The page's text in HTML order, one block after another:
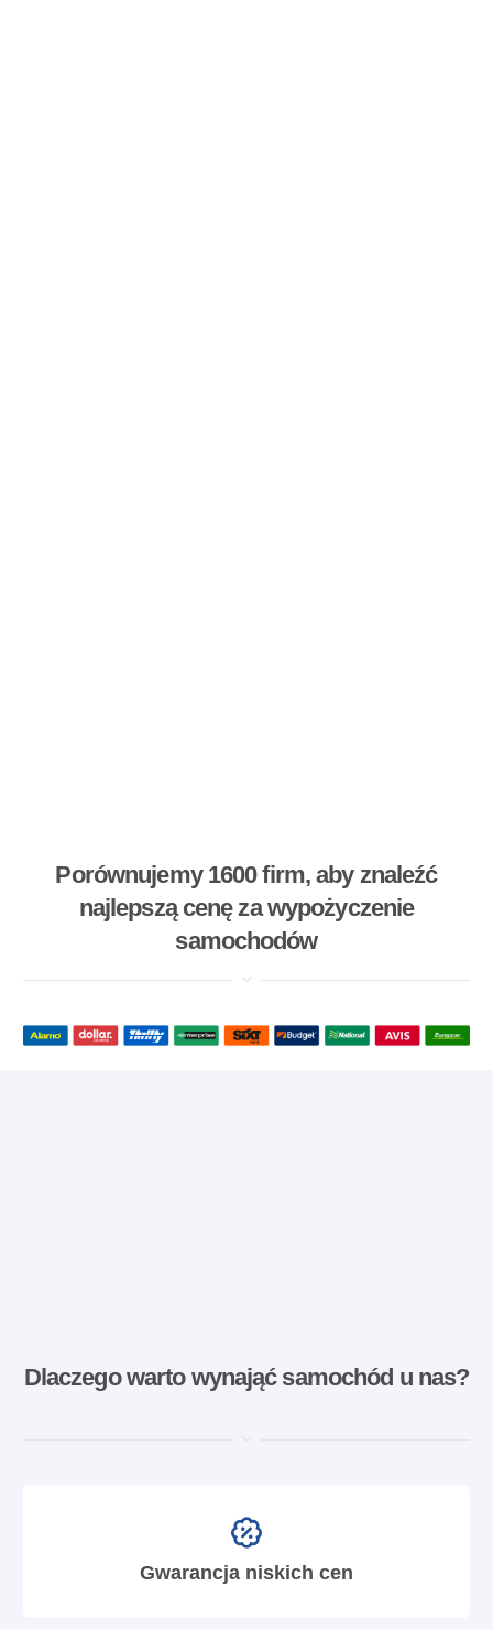
Porównujemy 1600 firm, aby znaleźć
najlepszą cenę za wypożyczenie
samochodów
Dlaczego warto wynająć samochód u nas?
Gwarancja niskich cen